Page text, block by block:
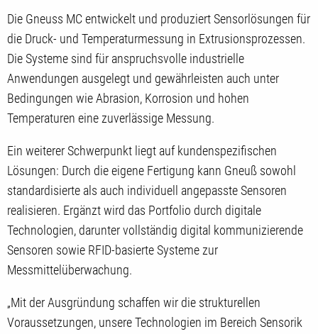
Die Gneuss MC entwickelt und produziert Sensorlösungen für
die Druck- und Temperaturmessung in Extrusionsprozessen.
Die Systeme sind für anspruchsvolle industrielle
Anwendungen ausgelegt und gewährleisten auch unter
Bedingungen wie Abrasion, Korrosion und hohen
Temperaturen eine zuverlässige Messung.
Ein weiterer Schwerpunkt liegt auf kundenspezifischen
Lösungen: Durch die eigene Fertigung kann Gneuß sowohl
standardisierte als auch individuell angepasste Sensoren
realisieren. Ergänzt wird das Portfolio durch digitale
Technologien, darunter vollständig digital kommunizierende
Sensoren sowie RFID-basierte Systeme zur
Messmittelüberwachung.
„Mit der Ausgründung schaffen wir die strukturellen
Voraussetzungen, unsere Technologien im Bereich Sensorik